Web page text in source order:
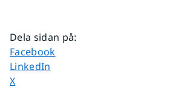
Dela sidan på:
Dela sidan på
Facebook
Dela sidan på
LinkedIn
Dela sidan på
X